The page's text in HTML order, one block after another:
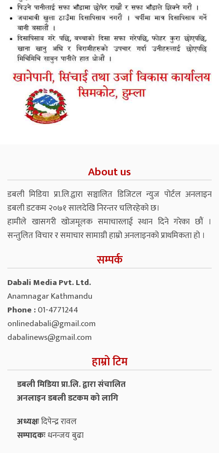
About us
डबली मिडिया प्रा.लि.द्वारा सञ्चालित डिजिटल न्युज पोर्टल अनलाइन
डबली डटकम २०७१ सालदेखि निरन्तर चलिरहेको छ।
हामीले खासगरी खोजमूलक समाचारलाई स्थान दिने गरेका छौं ।
सन्तुलित विचार र समाचार सामाग्री हाम्रो अनलाइनको प्राथमिकता हो ।
सम्पर्क
Dabali Media Pvt. Ltd.
Anamnagar Kathmandu
Phone :01-4771244
onlinedabali@gmail.com
dabalinews@gmail.com
हाम्रो टिम
डबली मिडिया प्रा.लि. द्वारा संचालित
अनलाइन डबली डटकम को लागि
अध्यक्षःदिपेन्द्र रावल
सम्पादकःधनन्‍जय बुढा